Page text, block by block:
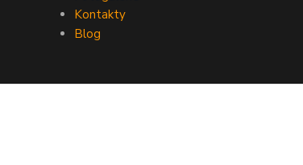
Kontakty
Blog